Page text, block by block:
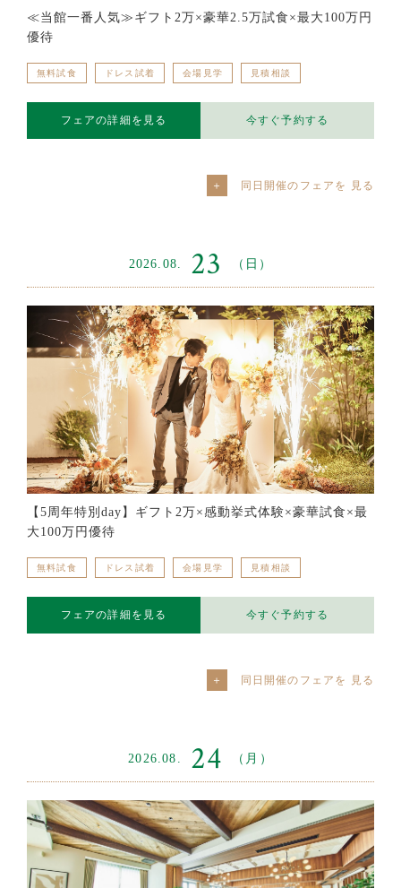
≪当館一番人気≫ギフト2万×豪華2.5万試食×最大100万円
優待
無料試食 ドレス試着 会場見学 見積相談
フェアの詳細を見る 今すぐ予約する
同日開催のフェアを
2026.08. 23 （日）
【5周年特別day】ギフト2万×感動挙式体験×豪華試食×最
大100万円優待
無料試食 ドレス試着 会場見学 見積相談
フェアの詳細を見る 今すぐ予約する
同日開催のフェアを
2026.08. 24 （月）